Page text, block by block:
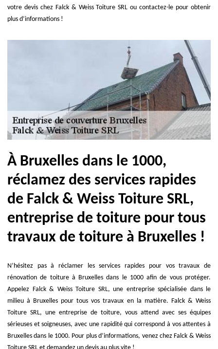
votre devis chez Falck & Weiss Toiture SRL ou contactez-le pour obtenir
plus d’informations !
À Bruxelles dans le 1000,
réclamez des services rapides
de Falck & Weiss Toiture SRL,
entreprise de toiture pour tous
travaux de toiture à Bruxelles !
N’hésitez pas à réclamer les services rapides pour vos travaux de
rénovation de toiture à Bruxelles dans le 1000 afin de vous protéger.
Appelez Falck & Weiss Toiture SRL, une entreprise spécialisée dans le
milieu à Bruxelles pour tous vos travaux en la matière. Falck & Weiss
Toiture SRL, une entreprise de toiture, vous attend avec ses équipes
sérieuses et soigneuses, avec une rapidité qui correspond à vos attentes à
Bruxelles dans le 1000. Pour plus d’informations, venez chez Falck & Weiss